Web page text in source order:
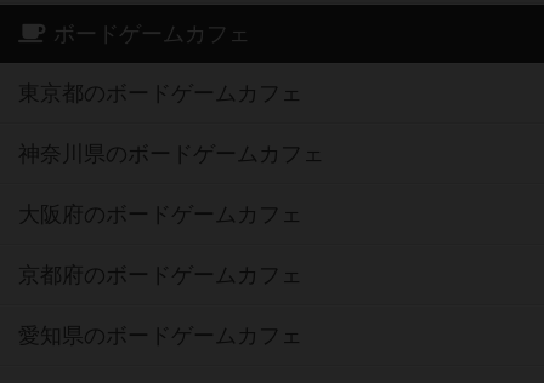
ボードゲームカフェ
東京都のボードゲームカフェ
神奈川県のボードゲームカフェ
大阪府のボードゲームカフェ
京都府のボードゲームカフェ
愛知県のボードゲームカフェ